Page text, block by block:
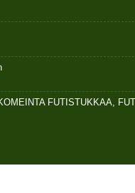
FUTISTUKKAA,